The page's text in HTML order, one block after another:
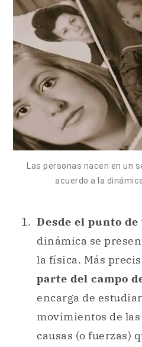
Las personas nacen en un
acuerdo a la
Desde el punto
dinámica se
la física. Más
parte del campo
encarga de
movimientos de
causas (o fuerzas)